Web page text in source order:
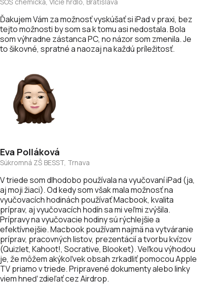
Ďakujem Vám za možnosť vyskúšať si iPad v praxi, bez
tejto možnosti by som sa k tomu asi nedostala. Bola
som výhradne zástanca PC, no názor som zmenila. Je
to šikovné, spratné a naozaj na každú príležitosť.
Eva Polláková
Súkromná ZŠ BESST, Trnava
V triede som dlhodobo používala na vyučovaní iPad (ja,
aj moji žiaci). Od kedy som však mala možnosť na
vyučovacích hodinách používať Macbook, kvalita
príprav, aj vyučovacích hodín sa mi veľmi zvýšila.
Prípravy na vyučovacie hodiny sú rýchlejšie a
efektívnejšie. Macbook používam najmä na vytváranie
príprav, pracovných listov, prezentácií a tvorbu kvízov
(Quizlet, Kahoot!, Socrative, Blooket). Veľkou výhodou
je, že môžem akýkoľvek obsah zrkadliť pomocou Apple
TV priamo v triede. Pripravené dokumenty alebo linky
viem hneď zdieľať cez Airdrop.